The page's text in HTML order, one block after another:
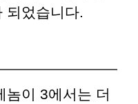
었습니다.
놈이 3에서는 더